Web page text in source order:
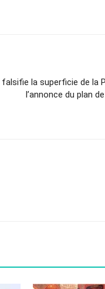
falsifie la superficie de la
l’annonce du plan